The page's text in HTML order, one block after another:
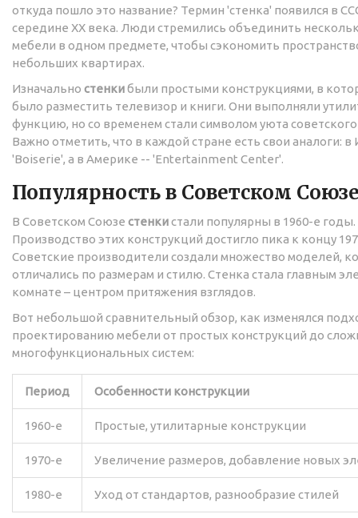
откуда пошло это название? Термин 'стенка' появился в
середине XX века. Люди стремились объединить
мебели в одном предмете, чтобы сэкономить
небольших квартирах.
Изначально стенкибыли простыми конструкциями, в
было разместить телевизор и книги. Они выполняли
функцию, но со временем стали символом уюта
Важно отметить, что в каждой стране есть свои аналоги: в
'Boiserie', а в Америке -- 'Entertainment Center'.
Популярность в Советском
В Советском Союзе стенкистали популярны в 1960-е годы.
Производство этих конструкций достигло пика к концу
Советские производители создали множество моделей,
отличались по размерам и стилю. Стенка стала главным
комнате – центром притяжения взглядов.
Вот небольшой сравнительный обзор, как изменялся
проектированию мебели от простых конструкций до
многофункциональных систем:
Период Особенности конструкции
1960-е Простые, утилитарные конструкции
1970-е Увеличение размеров, добавление новых
1980-е Уход от стандартов, разнообразие стилей